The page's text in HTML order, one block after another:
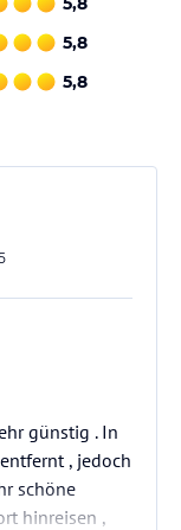
5,8
5,8
günstig . In
, jedoch
schöne
hinreisen ,